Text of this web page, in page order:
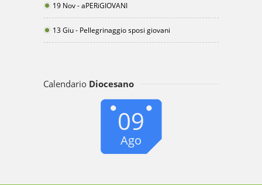
19 Nov - aPERiGIOVANI
13 Giu - Pellegrinaggio sposi giovani
Calendario Diocesano
09
Ago